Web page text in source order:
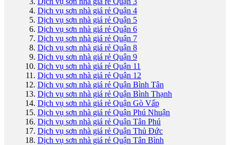
Dịch vụ sơn nhà giá rẻ Quận 4
Dịch vụ sơn nhà giá rẻ Quận 5
Dịch vụ sơn nhà giá rẻ Quận 6
Dịch vụ sơn nhà giá rẻ Quận 7
Dịch vụ sơn nhà giá rẻ Quận 8
Dịch vụ sơn nhà giá rẻ Quận 9
Dịch vụ sơn nhà giá rẻ Quận 11
Dịch vụ sơn nhà giá rẻ Quận 12
Dịch vụ sơn nhà giá rẻ Quận Bình Tân
Dịch vụ sơn nhà giá rẻ Quận Bình Thạnh
Dịch vụ sơn nhà giá rẻ Quận Gò Vấp
Dịch vụ sơn nhà giá rẻ Quận Phú Nhuận
Dịch vụ sơn nhà giá rẻ Quận Tân Phú
Dịch vụ sơn nhà giá rẻ Quận Thủ Đức
Dịch vụ sơn nhà giá rẻ Quận Tân Bình